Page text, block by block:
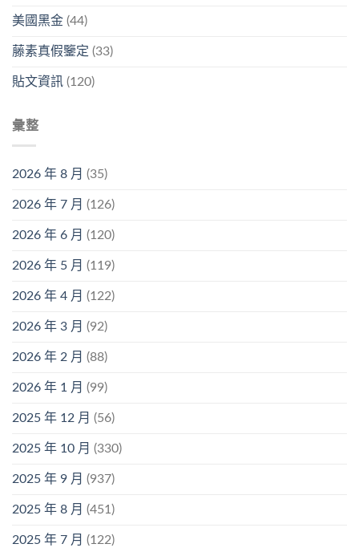
美國黑金 (44)
藤素真假鑒定 (33)
貼文資訊 (120)
彙整
2026 年 8 月 (35)
2026 年 7 月 (126)
2026 年 6 月 (120)
2026 年 5 月 (119)
2026 年 4 月 (122)
2026 年 3 月 (92)
2026 年 2 月 (88)
2026 年 1 月 (99)
2025 年 12 月 (56)
2025 年 10 月 (330)
2025 年 9 月 (937)
2025 年 8 月 (451)
2025 年 7 月 (122)